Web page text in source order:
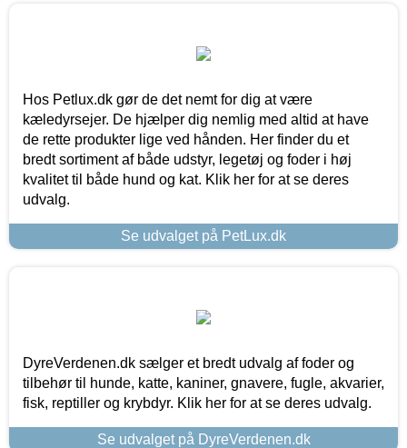
Hos Petlux.dk gør de det nemt for dig at være
kæledyrsejer. De hjælper dig nemlig med altid at have
de rette produkter lige ved hånden. Her finder du et
bredt sortiment af både udstyr, legetøj og foder i høj
kvalitet til både hund og kat. Klik her for at se deres
udvalg.
Se udvalget på PetLux.dk
DyreVerdenen.dk sælger et bredt udvalg af foder og
tilbehør til hunde, katte, kaniner, gnavere, fugle, akvarier,
fisk, reptiller og krybdyr. Klik her for at se deres udvalg.
Se udvalget på DyreVerdenen.dk